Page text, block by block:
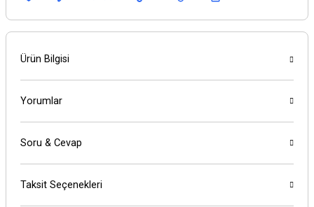
Ürün Bilgisi
Yorumlar
Soru & Cevap
Taksit Seçenekleri